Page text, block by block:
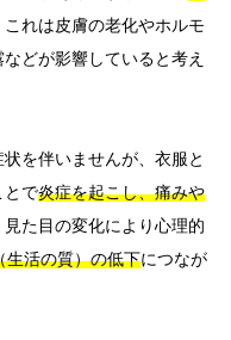
れは皮膚の老化やホルモ
どが影響していると考え
を伴いませんが、衣服と
とで炎症を起こし、痛みや
た目の変化により心理的
生活の質）の低下につなが